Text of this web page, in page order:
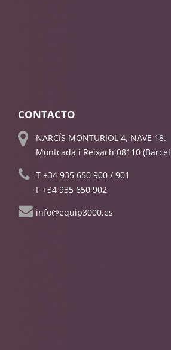
CONTACTO
NARCÍS MONTURIOL 4, NAVE 18.
Montcada i Reixach 08110
T +34 935 650 900 / 901
F +34 935 650 902
info@equip3000.es